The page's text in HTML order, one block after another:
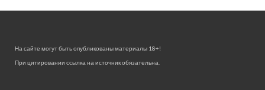
На сайте могут быть опубликованы материалы 18+!
При цитировании ссылка на источник обязательна.